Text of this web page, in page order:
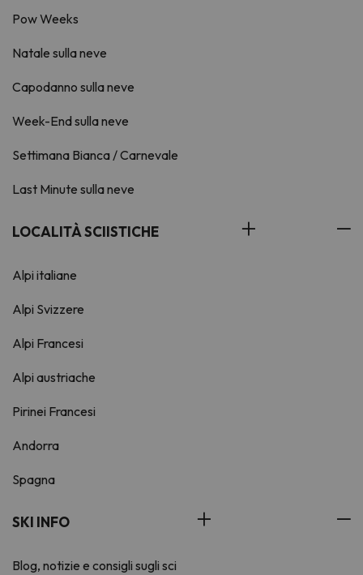
Pow Weeks
Natale sulla neve
Capodanno sulla neve
Week-End sulla neve
Settimana Bianca / Carnevale
Last Minute sulla neve
LOCALITÀ SCIISTICHE
Alpi italiane
Alpi Svizzere
Alpi Francesi
Alpi austriache
Pirinei Francesi
Andorra
Spagna
SKI INFO
Blog, notizie e consigli sugli sci